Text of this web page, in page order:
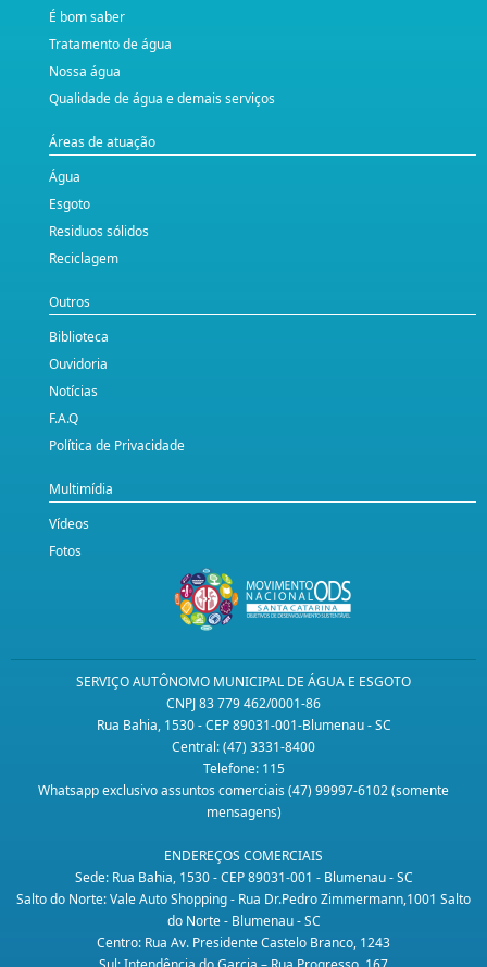
É bom saber
Tratamento de água
Nossa água
Qualidade de água e demais serviços
Áreas de atuação
Água
Esgoto
Residuos sólidos
Reciclagem
Outros
Biblioteca
Ouvidoria
Notícias
F.A.Q
Política de Privacidade
Multimídia
Vídeos
Fotos
SERVIÇO AUTÔNOMO MUNICIPAL DE ÁGUA E ESGOTO
CNPJ 83 779 462/0001-86
Rua Bahia, 1530 - CEP 89031-001-Blumenau - SC
Central: (47) 3331-8400
Telefone: 115
Whatsapp exclusivo assuntos comerciais (47) 99997-6102 (somente
mensagens)
ENDEREÇOS COMERCIAIS
Sede: Rua Bahia, 1530 - CEP 89031-001 - Blumenau - SC
Salto do Norte: Vale Auto Shopping - Rua Dr.Pedro Zimmermann,1001 Salto
do Norte - Blumenau - SC
Centro: Rua Av. Presidente Castelo Branco, 1243